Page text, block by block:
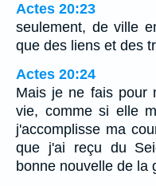
Actes 20:23
seulement, de ville
que des liens et des
Actes 20:24
Mais je ne fais pour
vie, comme si elle
j'accomplisse ma
que j'ai reçu du
bonne nouvelle de la